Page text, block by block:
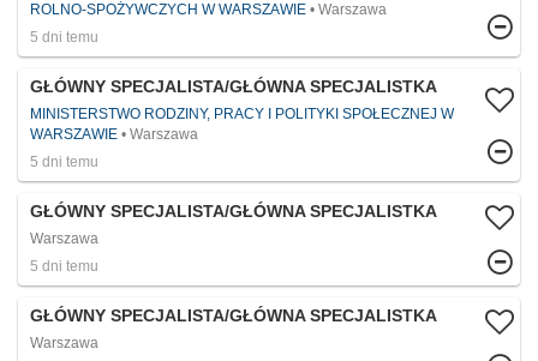
ROLNO-SPOŻYWCZYCH W WARSZAWIE
Warszawa
5 dni temu
GŁÓWNY SPECJALISTA/GŁÓWNA SPECJALISTKA
MINISTERSTWO RODZINY, PRACY I POLITYKI SPOŁECZNEJ W
WARSZAWIE
Warszawa
5 dni temu
GŁÓWNY SPECJALISTA/GŁÓWNA SPECJALISTKA
Warszawa
5 dni temu
GŁÓWNY SPECJALISTA/GŁÓWNA SPECJALISTKA
Warszawa